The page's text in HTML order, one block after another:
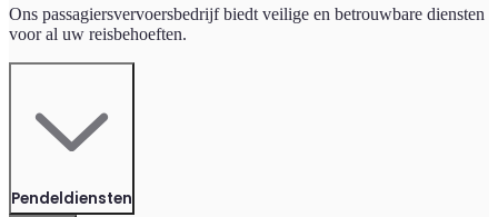
Ons passagiersvervoersbedrijf biedt veilige en betrouwbare diensten
voor al uw reisbehoeften.
Pendeldiensten